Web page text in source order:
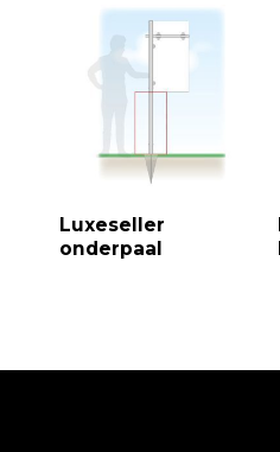
Luxeseller
onderpaal